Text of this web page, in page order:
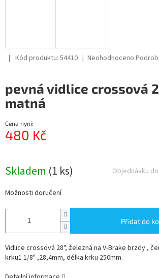
Kód produktu: 54410
Průměrné
je
0,0
Neohodnoceno
pevná vidlice crossová
matná
Cena nyní:
480 Kč
Skladem (1 ks) Objednávku
Možnosti doručení
Přidat do
Vidlice crossová 28", železná na V-Brake brzdy ,
krku1 1/8" ,28,4mm, délka krku 250mm.